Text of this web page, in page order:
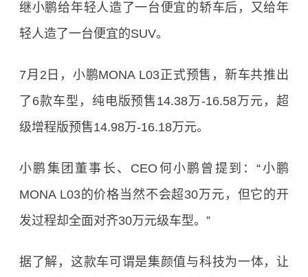
继小鹏给年轻人造了一台便宜的轿车后，又给年
轻人造了一台便宜的SUV。
7月2日，小鹏MONA L03正式预售，新车共推出
了6款车型，纯电版预售14.38万-16.58万元，超
级增程版预售14.98万-16.18万元。
小鹏集团董事长、CEO何小鹏曾提到：“小鹏
MONA L03的价格当然不会超30万元，但它的开
发过程却全面对齐30万元级车型。”
据了解，这款车可谓是集颜值与科技为一体，让